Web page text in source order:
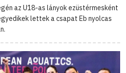
az U18-as lányok ezüstérmesként
lettek a csapat Eb nyolcas